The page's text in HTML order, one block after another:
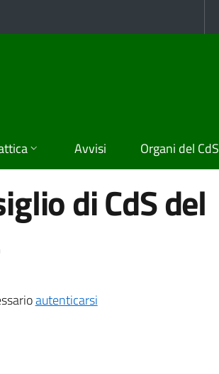
Avvisi Organi del CdS
di CdS del
autenticarsi